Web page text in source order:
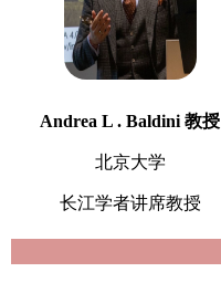
Andrea L . Baldini 教授
北京大学
长江学者讲席教授